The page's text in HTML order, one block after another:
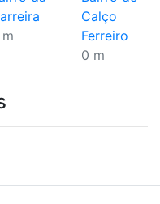
Calço
Ferreiro
0 m